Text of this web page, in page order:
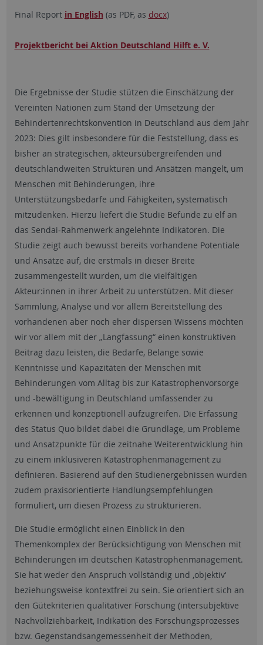
Final Report in English (as PDF, as docx)
Projektbericht bei Aktion Deutschland Hilft e. V.
Die Ergebnisse der Studie stützen die Einschätzung der
Vereinten Nationen zum Stand der Umsetzung der
Behindertenrechtskonvention in Deutschland aus dem Jahr
2023: Dies gilt insbesondere für die Feststellung, dass es
bisher an strategischen, akteursübergreifenden und
deutschlandweiten Strukturen und Ansätzen mangelt, um
Menschen mit Behinderungen, ihre
Unterstützungsbedarfe und Fähigkeiten, systematisch
mitzudenken. Hierzu liefert die Studie Befunde zu elf an
das Sendai‑Rahmenwerk angelehnte Indikatoren. Die
Studie zeigt auch bewusst bereits vorhandene Potentiale
und Ansätze auf, die erstmals in dieser Breite
zusammengestellt wurden, um die vielfältigen
Akteur:innen in ihrer Arbeit zu unterstützen. Mit dieser
Sammlung, Analyse und vor allem Bereitstellung des
vorhandenen aber noch eher dispersen Wissens möchten
wir vor allem mit der „Langfassung“ einen konstruktiven
Beitrag dazu leisten, die Bedarfe, Belange sowie
Kenntnisse und Kapazitäten der Menschen mit
Behinderungen vom Alltag bis zur Katastrophenvorsorge
und -bewältigung in Deutschland umfassender zu
erkennen und konzeptionell aufzugreifen. Die Erfassung
des Status Quo bildet dabei die Grundlage, um Probleme
und Ansatzpunkte für die zeitnahe Weiterentwicklung hin
zu einem inklusiveren Katastrophenmanagement zu
definieren. Basierend auf den Studienergebnissen wurden
zudem praxisorientierte Handlungsempfehlungen
formuliert, um diesen Prozess zu strukturieren.
Die Studie ermöglicht einen Einblick in den
Themenkomplex der Berücksichtigung von Menschen mit
Behinderungen im deutschen Katastrophenmanagement.
Sie hat weder den Anspruch vollständig und ‚objektiv‘
beziehungsweise kontextfrei zu sein. Sie orientiert sich an
den Gütekriterien qualitativer Forschung (intersubjektive
Nachvollziehbarkeit, Indikation des Forschungsprozesses
bzw. Gegenstandsangemessenheit der Methoden,